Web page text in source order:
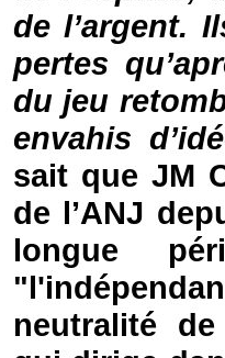
de l’argent.
pertes
du jeu
envahis
sait queJM
de l’ANJ
longue
neutralité